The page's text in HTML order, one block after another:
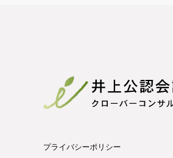
プライバシーポリシー